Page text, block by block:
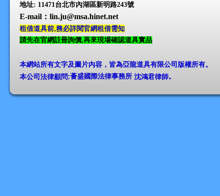
地址: 11471台北市內湖區新明路243號
E-mail ：lin.ju@msa.hinet.net
租借道具前,務必詳閱官網租借需知
請先在官網註冊詢價,再來現場確認道具實品
本網站所有文字及圖片內容，皆為亞龍道具有限公司版權所有。
本公司法律顧問:薈盛國際法律事務所 沈鴻君律師。